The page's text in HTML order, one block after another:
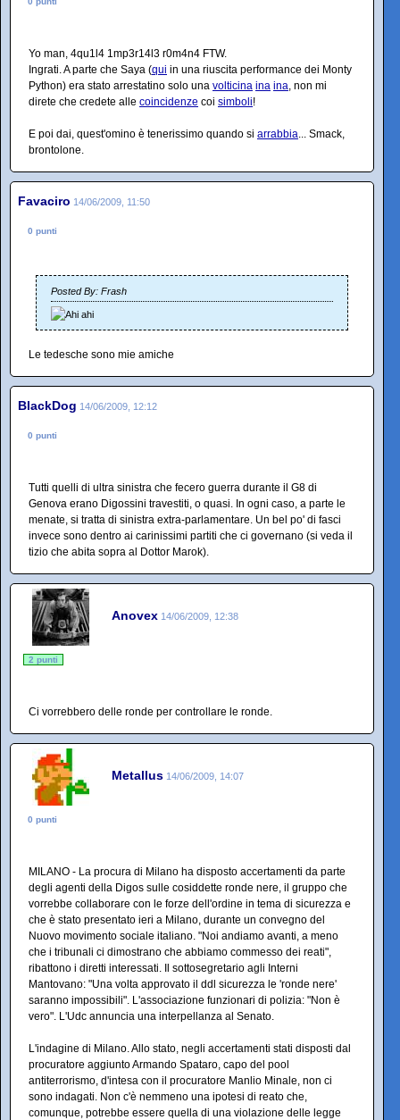
Yo man, 4qu1l4 1mp3r14l3 r0m4n4 FTW.
Ingrati. A parte che Saya (qui in una riuscita performance dei Monty
Python) era stato arrestatino solo una volticina ina ina, non mi
direte che credete alle coincidenze coi simboli!
E poi dai, quest'omino è tenerissimo quando si arrabbia... Smack,
brontolone.
Favaciro 14/06/2009, 11:50
0 punti
Posted By: Frash
Le tedesche sono mie amiche
BlackDog 14/06/2009, 12:12
0 punti
Tutti quelli di ultra sinistra che fecero guerra durante il G8 di
Genova erano Digossini travestiti, o quasi. In ogni caso, a parte le
menate, si tratta di sinistra extra-parlamentare. Un bel po' di fasci
invece sono dentro ai carinissimi partiti che ci governano (si veda il
tizio che abita sopra al Dottor Marok).
Anovex 14/06/2009, 12:38
2 punti
Ci vorrebbero delle ronde per controllare le ronde.
Metallus 14/06/2009, 14:07
0 punti
MILANO - La procura di Milano ha disposto accertamenti da parte
degli agenti della Digos sulle cosiddette ronde nere, il gruppo che
vorrebbe collaborare con le forze dell'ordine in tema di sicurezza e
che è stato presentato ieri a Milano, durante un convegno del
Nuovo movimento sociale italiano. "Noi andiamo avanti, a meno
che i tribunali ci dimostrano che abbiamo commesso dei reati",
ribattono i diretti interessati. Il sottosegretario agli Interni
Mantovano: "Una volta approvato il ddl sicurezza le 'ronde nere'
saranno impossibili". L'associazione funzionari di polizia: "Non è
vero". L'Udc annuncia una interpellanza al Senato.
L'indagine di Milano. Allo stato, negli accertamenti stati disposti dal
procuratore aggiunto Armando Spataro, capo del pool
antiterrorismo, d'intesa con il procuratore Manlio Minale, non ci
sono indagati. Non c'è nemmeno una ipotesi di reato che,
comunque, potrebbe essere quella di una violazione delle legge